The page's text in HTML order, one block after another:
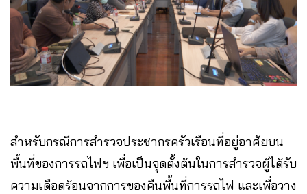
สำหรับกรณีการสำรวจประชากรครัวเรือนที่อยู่อาศัยบน
พื้นที่ของการรถไฟฯ เพื่อเป็นจุดตั้งต้นในการสำรวจผู้ได้รับ
ความเดือดร้อนจากการของคืนพื้นที่การรถไฟ และเพื่อวาง